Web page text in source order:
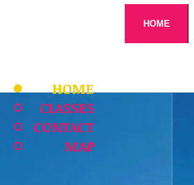
HOME
HOME
CLASSES
CONTACT
MAP